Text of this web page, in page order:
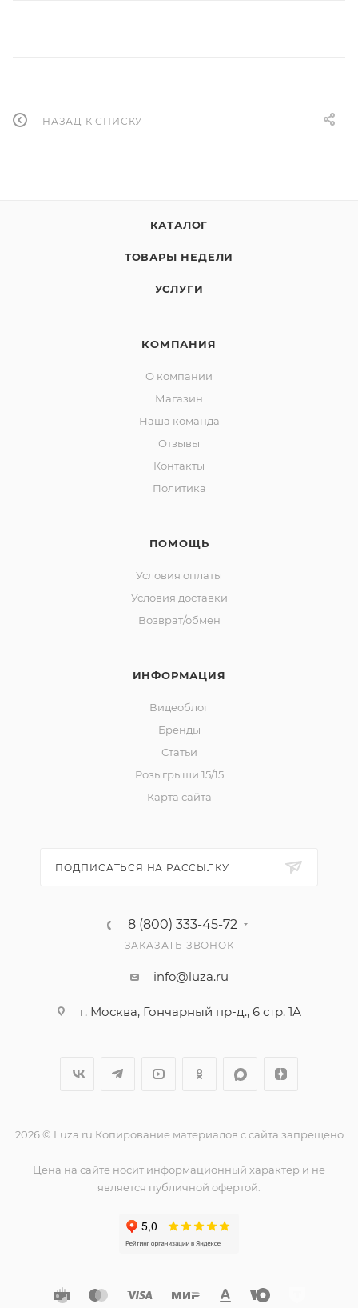
НАЗАД К СПИСКУ
КАТАЛОГ
ТОВАРЫ НЕДЕЛИ
УСЛУГИ
КОМПАНИЯ
О компании
Магазин
Наша команда
Отзывы
Контакты
Политика
ПОМОЩЬ
Условия оплаты
Условия доставки
Возврат/обмен
ИНФОРМАЦИЯ
Видеоблог
Бренды
Статьи
Розыгрыши 15/15
Карта сайта
ПОДПИСАТЬСЯ НА РАССЫЛКУ
8 (800) 333-45-72
ЗАКАЗАТЬ ЗВОНОК
info@luza.ru
г. Москва, Гончарный пр-д., 6 стр. 1А
2026 © Luza.ru Копирование материалов с сайта запрещено
Цена на сайте носит информационный характер и не
является публичной офертой.